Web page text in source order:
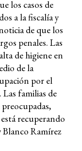
los casos de
a la fiscalía y
de que los
penales. Las
de higiene en
de la
por el
familias de
recuperando
Blanco Ramírez